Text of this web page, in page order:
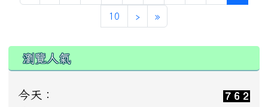
10 › »
瀏覽人氣
今天：